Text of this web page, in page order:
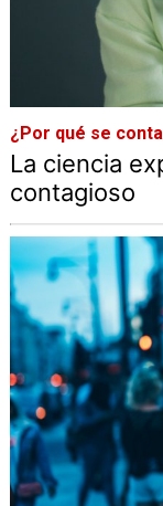
¿Por qué se
La ciencia
contagioso